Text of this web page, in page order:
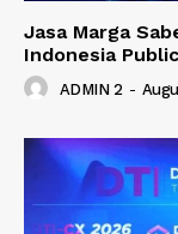
Jasa Marga
Indonesia
ADMIN 2 -